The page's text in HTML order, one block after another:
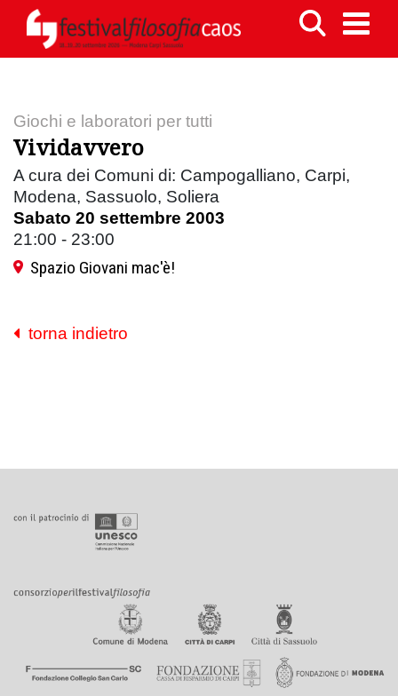
Giochi e laboratori per tutti
Vividavvero
A cura dei Comuni di: Campogalliano, Carpi,
Modena, Sassuolo, Soliera
Sabato 20 settembre 2003
21:00 - 23:00
Spazio Giovani mac'è!
torna indietro